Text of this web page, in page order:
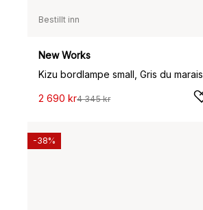
Bestillt inn
New Works
Kizu bordlampe small, Gris du marais
2 690 kr4 345 kr
-38%